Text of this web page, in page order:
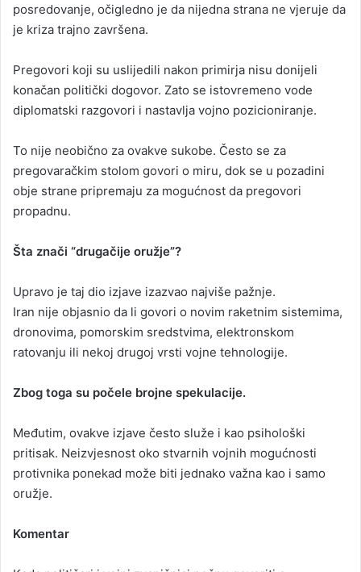
posredovanje, očigledno je da nijedna strana ne vjeruje da
je kriza trajno završena.
Pregovori koji su uslijedili nakon primirja nisu donijeli
konačan politički dogovor. Zato se istovremeno vode
diplomatski razgovori i nastavlja vojno pozicioniranje.
To nije neobično za ovakve sukobe. Često se za
pregovaračkim stolom govori o miru, dok se u pozadini
obje strane pripremaju za mogućnost da pregovori
propadnu.
Šta znači “drugačije oružje”?
Upravo je taj dio izjave izazvao najviše pažnje.
Iran nije objasnio da li govori o novim raketnim sistemima,
dronovima, pomorskim sredstvima, elektronskom
ratovanju ili nekoj drugoj vrsti vojne tehnologije.
Zbog toga su počele brojne spekulacije.
Međutim, ovakve izjave često služe i kao psihološki
pritisak. Neizvjesnost oko stvarnih vojnih mogućnosti
protivnika ponekad može biti jednako važna kao i samo
oružje.
Komentar